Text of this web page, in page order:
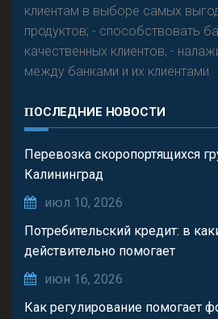
клиентам в выборе самых
продуктов; - способствовать
качественных клиентов; -
между банками и их клиентами.
ПОСЛЕДНИЕ НОВОСТИ
Перевозка скоропортящихся
Калининград
июл 10, 2026
Потребительский кредит: в
действительно помогает
июн 16, 2026
Как регулирование помогает